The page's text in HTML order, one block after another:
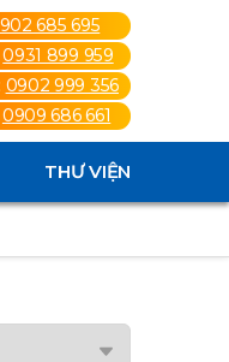
685 695
0931 899 959
0902 999 356
0909 686 661
THƯ VIỆN